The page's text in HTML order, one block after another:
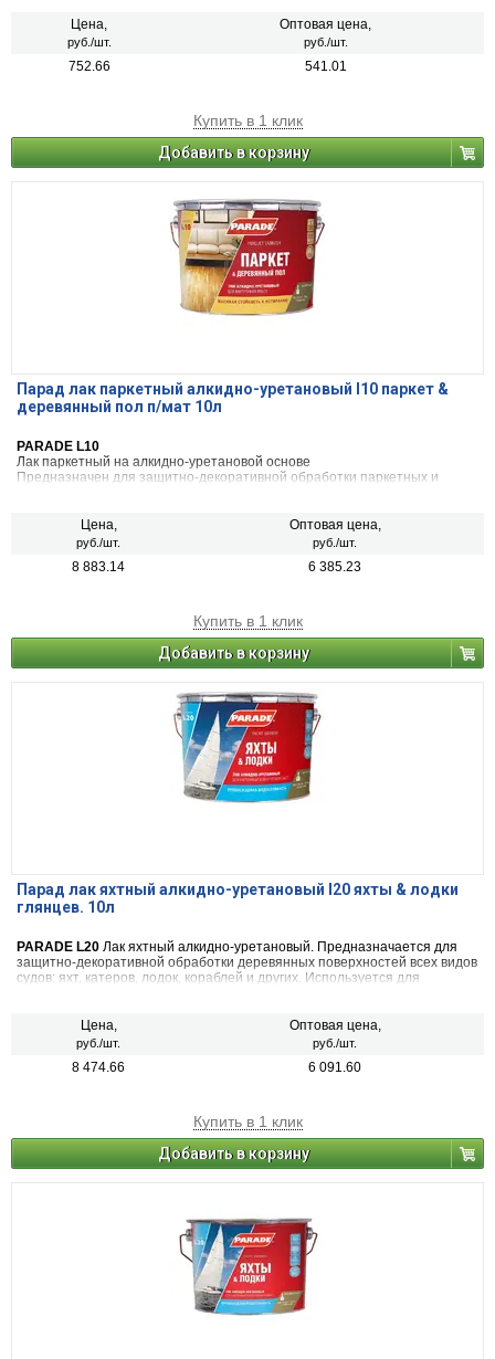
масляными красками и алкидными эмалями.
Цена,
руб./шт.
Оптовая цена,
руб./шт.
752.66 541.01
Купить в 1 клик
Добавить в корзину
Парад лак паркетный алкидно-уретановый l10 паркет &
деревянный пол п/мат 10л
PARADE L10
Лак паркетный на алкидно-уретановой основе
Предназначен для защитно-декоративной обработки паркетных и
масляными красками и алкидными эмалями.
Цена,
руб./шт.
Оптовая цена,
руб./шт.
8 883.14 6 385.23
Купить в 1 клик
Добавить в корзину
Парад лак яхтный алкидно-уретановый l20 яхты & лодки
глянцев. 10л
PARADE L20 Лак яхтный алкидно-уретановый. Предназначается для
защитно-декоративной обработки деревянных поверхностей всех видов
судов: яхт, катеров, лодок, кораблей и других. Используется для
Цена,
руб./шт.
Оптовая цена,
руб./шт.
8 474.66 6 091.60
Купить в 1 клик
Добавить в корзину